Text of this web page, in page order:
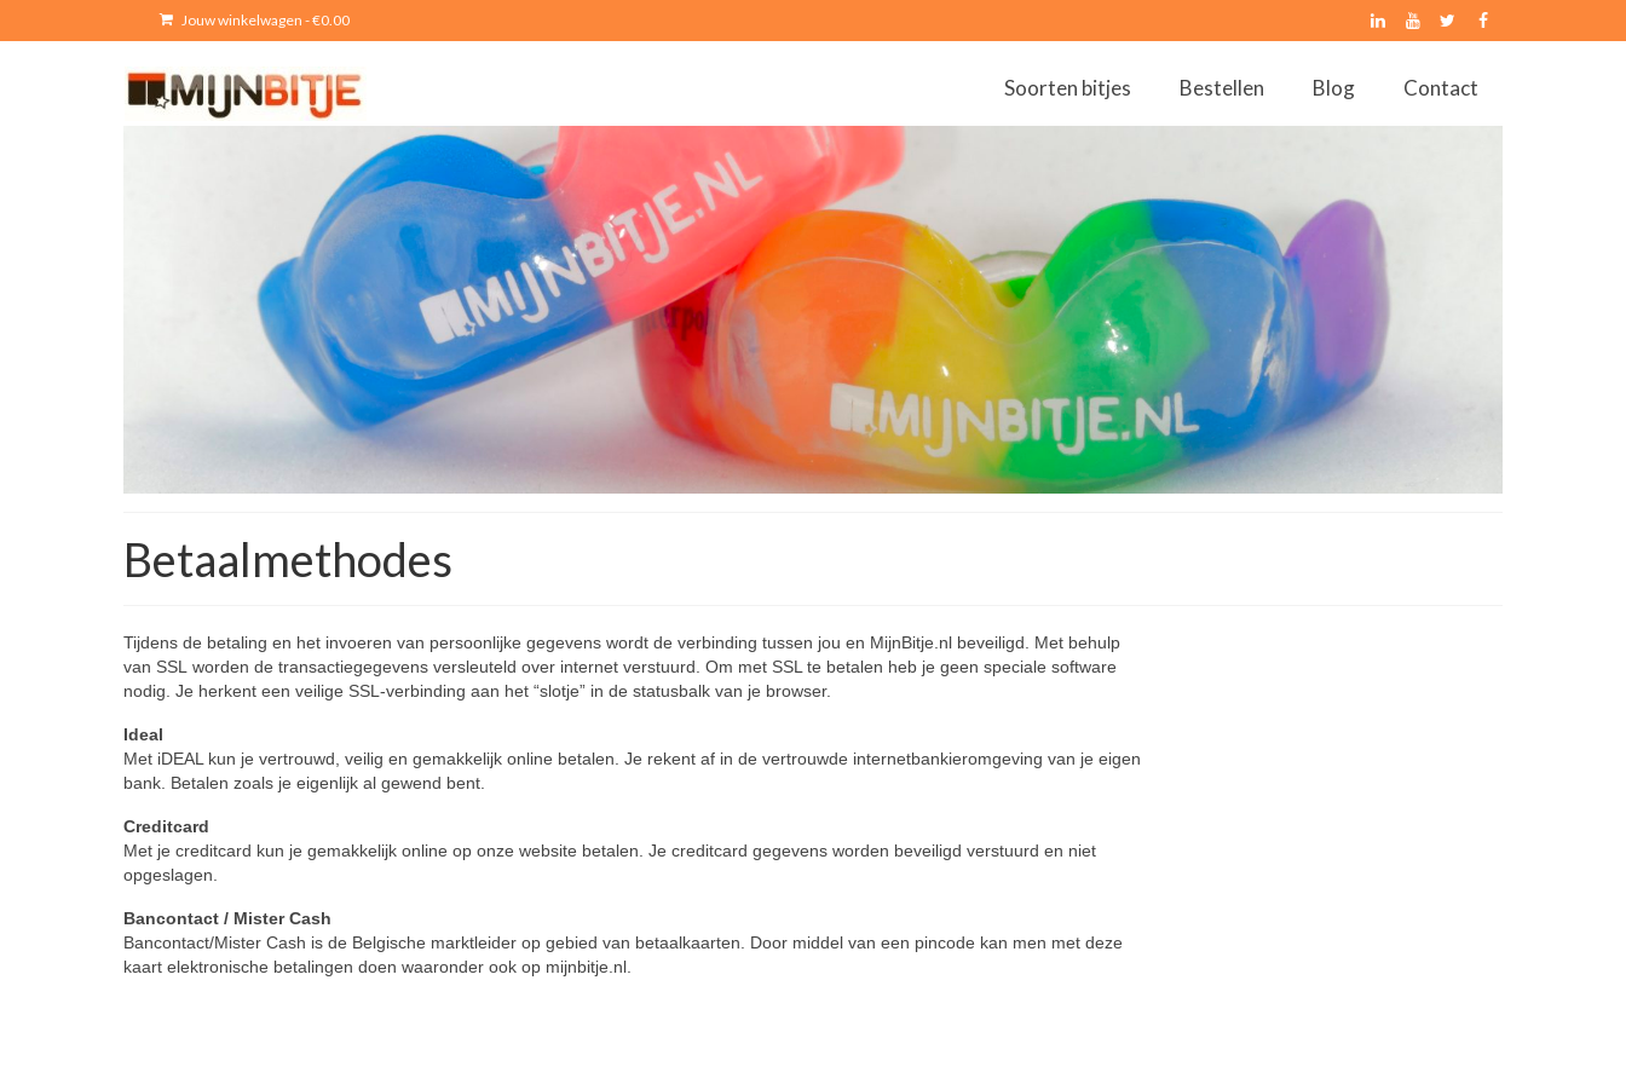
Jouw winkelwagen -€0.00
Soorten bitjes Bestellen Blog Contact
Betaalmethodes
Tijdens de betaling en het invoeren van persoonlijke gegevens wordt de verbinding tussen jou en MijnBitje.nl beveiligd. Met behulp
van SSL worden de transactiegegevens versleuteld over internet verstuurd. Om met SSL te betalen heb je geen speciale software
nodig. Je herkent een veilige SSL-verbinding aan het “slotje” in de statusbalk van je browser.
Ideal
Met iDEAL kun je vertrouwd, veilig en gemakkelijk online betalen. Je rekent af in de vertrouwde internetbankieromgeving van je eigen
bank. Betalen zoals je eigenlijk al gewend bent.
Creditcard
Met je creditcard kun je gemakkelijk online op onze website betalen. Je creditcard gegevens worden beveiligd verstuurd en niet
opgeslagen.
Bancontact / Mister Cash
Bancontact/Mister Cash is de Belgische marktleider op gebied van betaalkaarten. Door middel van een pincode kan men met deze
kaart elektronische betalingen doen waaronder ook op mijnbitje.nl.